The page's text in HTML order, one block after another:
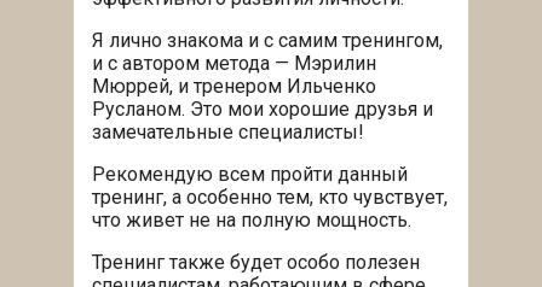
Я лично знакома и с самим тренингом,
и с автором метода — Мэрилин
Мюррей, и тренером Ильченко
Русланом. Это мои хорошие друзья и
замечательные специалисты!
Рекомендую всем пройти данный
тренинг, а особенно тем, кто чувствует,
что живет не на полную мощность.
Тренинг также будет особо полезен